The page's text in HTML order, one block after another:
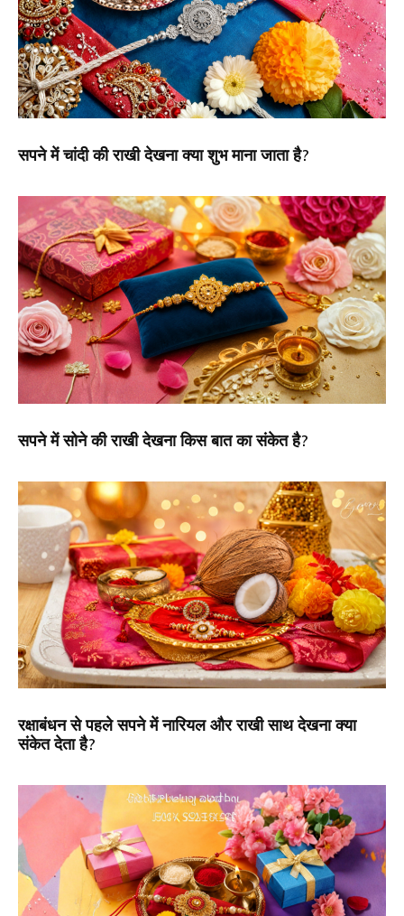
सपने में चांदी की राखी देखना क्या शुभ माना जाता है?
सपने में सोने की राखी देखना किस बात का संकेत है?
रक्षाबंधन से पहले सपने में नारियल और राखी साथ देखना क्या
संकेत देता है?